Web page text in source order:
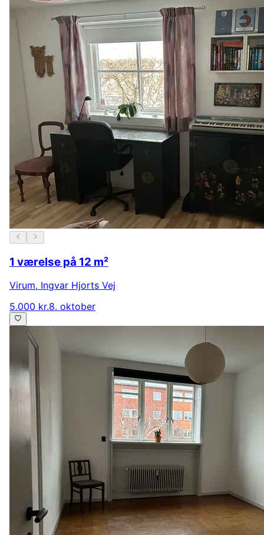
1 værelse på 12 m²
Virum, Ingvar Hjorts Vej
5.000 kr.8. oktober